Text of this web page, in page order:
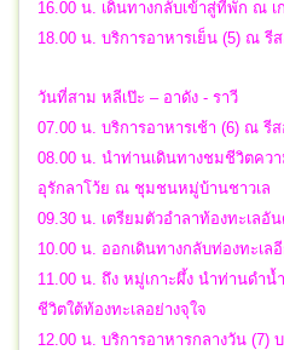
16.00 น. เดินทางกลับเข้าสู่ที่พัก ณ
18.00 น. บริการอาหารเย็น (5) ณ รี
วันที่สาม หลีเป๊ะ – อาดัง - ราวี
07.00 น. บริการอาหารเช้า (6) ณ รี
08.00 น. นำท่านเดินทางชมชีวิตคว
อุรักลาโว้ย ณ ชุมชนหมู่บ้านชาวเล
09.30 น. เตรียมตัวอำลาท้องทะเลอั
10.00 น. ออกเดินทางกลับท่องทะเล
11.00 น. ถึง หมู่เกาะผึ้ง นำท่านดำ
ชีวิตใต้ท้องทะเลอย่างจุใจ
12.00 น. บริการอาหารกลางวัน (7)